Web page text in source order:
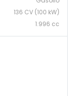
136 CV (100 kW)
1.996 cc